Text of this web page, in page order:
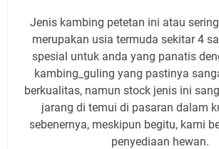
Jenis kambing petetan ini atau
merupakan usia termuda sekitar 4
spesial untuk anda yang panatis
kambing_guling yang pastinya
berkualitas, namun stock jenis ini
jarang di temui di pasaran dalam
sebenernya, meskipun begitu, kami
penyediaan hewan.